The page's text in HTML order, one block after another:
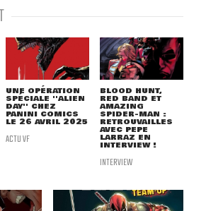
UNE OPÉRATION
SPÉCIALE ''ALIEN
DAY'' CHEZ
PANINI COMICS
LE 26 AVRIL 2025
ACTU VF
BLOOD HUNT,
RED BAND ET
AMAZING
SPIDER-MAN :
RETROUVAILLES
AVEC PEPE
LARRAZ EN
INTERVIEW !
INTERVIEW